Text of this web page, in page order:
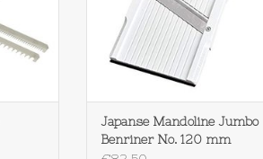
Japanse Mandoline Jumbo
Benriner No. 120 mm